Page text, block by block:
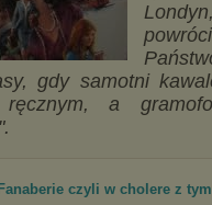
gdy samotni
ręcznym, a
czyli w cholere z